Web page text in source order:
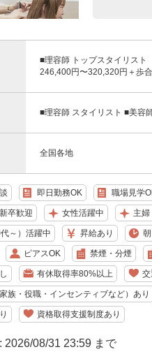
■理容師 トップスタイリス
246,400円〜320,320円＋歩
■理容師 スタイリスト ■美容
全国各地
即日勤務OK 職場見学
卒歓迎 女性活躍中 主婦
～）活躍中 昇給あり 朝
ピアスOK 禁煙・分煙
有休取得率80%以上 交
族・役職・インセンティブなど）あり
資格取得支援制度あり
2026/08/31 23:59 まで